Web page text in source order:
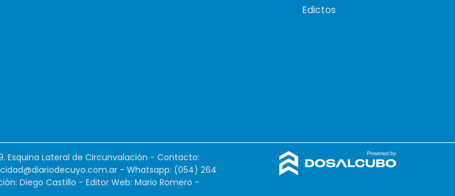
Edictos
Esquina Lateral de Circunvalación - Contacto:
- Whatsapp: (054) 264
Diego Castillo - Editor Web: Mario Romero -